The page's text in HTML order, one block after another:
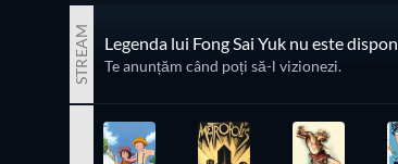
STREAM Legenda lui Fong Sai Yuk nu este
Te anunțăm când poți să-l vizionezi.